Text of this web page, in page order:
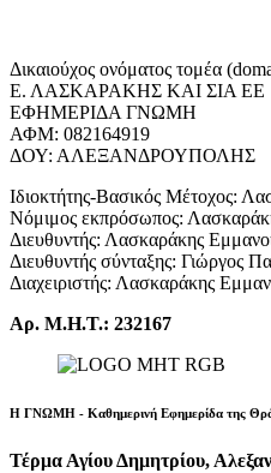
Δικαιούχος ονόματος τομέα
Ε. ΛΑΣΚΑΡΑΚΗΣ ΚΑΙ ΣΙΑ ΕΕ
ΕΦΗΜΕΡΙΔΑ ΓΝΩΜΗ
ΑΦΜ: 082164919
ΔΟΥ: ΑΛΕΞΑΝΔΡΟΥΠΟΛΗΣ
Ιδιοκτήτης-Βασικός Μέτοχος:
Νόμιμος εκπρόσωπος:
Διευθυντής: Λασκαράκης
Διευθυντής σύνταξης: Γιώργος
Διαχειριστής: Λασκαράκης
Αρ. Μ.Η.Τ.: 232167
Η ΓΝΩΜΗ - Καθημερινή Εφημερίδα της
Τέρμα Αγίου Δημητρίου,